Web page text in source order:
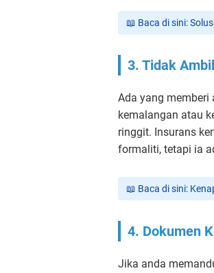
📖 Baca di sini:
3. Tidak
Ada yang memberi
kemalangan atau
ringgit. Insurans
formaliti, tetapi ia
📖 Baca di sini:
4. Dokumen
Jika anda